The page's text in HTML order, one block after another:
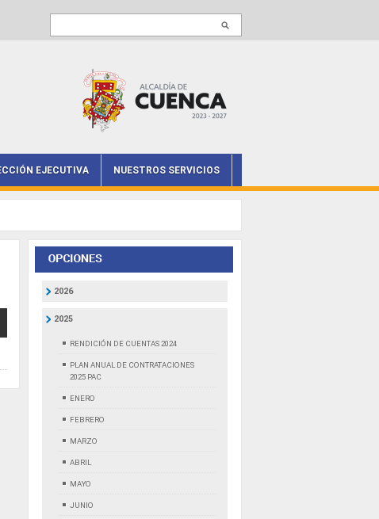
EJECUTIVA NUESTROS SERVICIOS
2026
2025
RENDICIÓN DE CUENTAS 2024
PLAN ANUAL DE CONTRATACIONES
2025 PAC
ENERO
FEBRERO
MARZO
ABRIL
MAYO
JUNIO